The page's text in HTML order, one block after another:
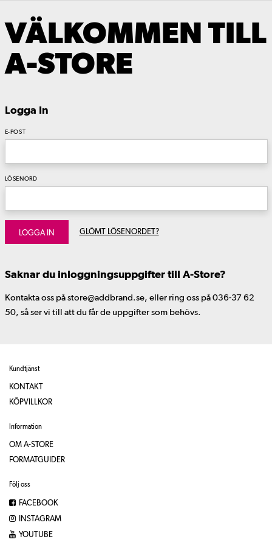
VÄLKOMMEN TILL
A-STORE
Logga In
E-POST
LÖSENORD
LOGGA IN GLÖMT LÖSENORDET?
Saknar du inloggningsuppgifter till A-Store?
Kontakta oss på store@addbrand.se, eller ring oss på 036-37 62
50, så ser vi till att du får de uppgifter som behövs.
Kundtjänst
KONTAKT
KÖPVILLKOR
Information
OM A-STORE
FORMATGUIDER
Följ oss
FACEBOOK
INSTAGRAM
YOUTUBE